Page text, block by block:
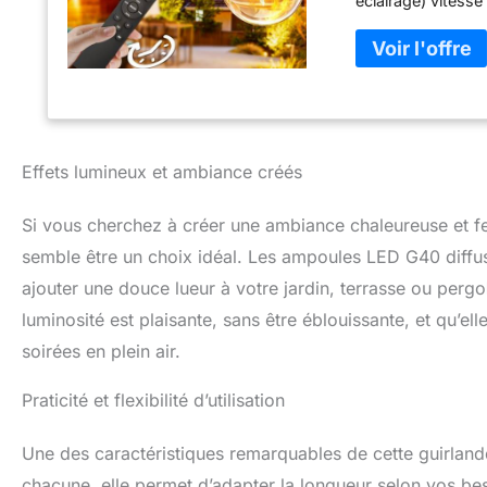
prochaine
l'environnement
jardin sont
guirlandes
✨【Dimmer
méthodes de
25%/50%/75%/
code produit «
de jardin Svater.
Effets lumineux et ambiance créés
Si vous cherchez à créer une ambiance chaleureuse et
semble être un choix idéal. Les ampoules LED G40
ajouter une douce lueur à votre jardin, terrasse ou
luminosité est plaisante, sans être éblouissante, et
soirées en plein air.
Praticité et flexibilité d’utilisation
Une des caractéristiques remarquables de cette